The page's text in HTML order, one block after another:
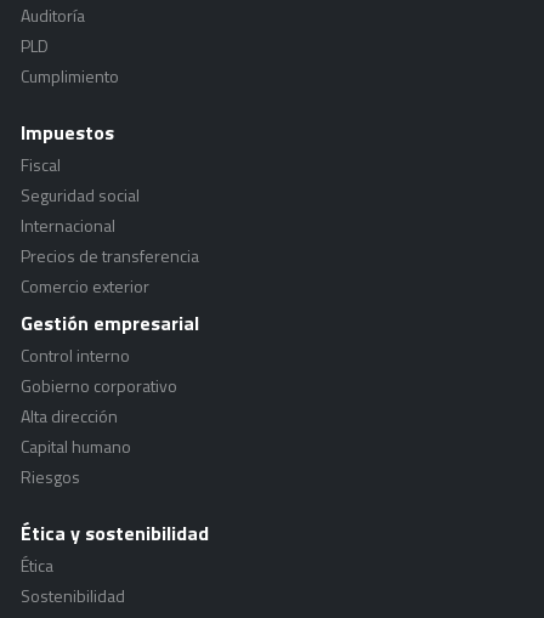
Auditoría
PLD
Cumplimiento
Impuestos
Fiscal
Seguridad social
Internacional
Precios de transferencia
Comercio exterior
Gestión empresarial
Control interno
Gobierno corporativo
Alta dirección
Capital humano
Riesgos
Ética y sostenibilidad
Ética
Sostenibilidad